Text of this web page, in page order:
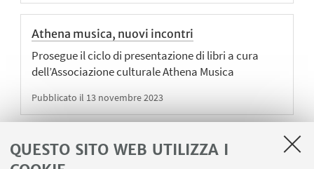
QUESTO SITO WEB UTILIZZA I
Athena musica, nuovi incontri
Prosegue il ciclo di presentazione di libri a cura
dell’Associazione culturale Athena Musica
Pubblicato il 13 novembre 2023
Omaggio a Gian Francesco Malipiero